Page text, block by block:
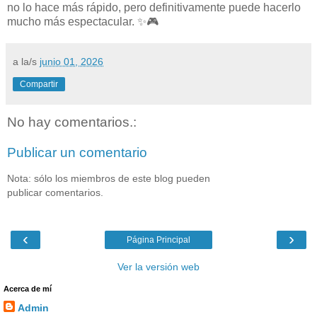
no lo hace más rápido, pero definitivamente puede hacerlo
mucho más espectacular. ✨🎮
a la/s junio 01, 2026
Compartir
No hay comentarios.:
Publicar un comentario
Nota: sólo los miembros de este blog pueden
publicar comentarios.
‹ ›
Página Principal
Ver la versión web
Acerca de mí
Admin